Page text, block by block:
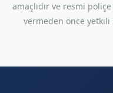
amaçlıdır ve resmi
vermeden önce yetkili